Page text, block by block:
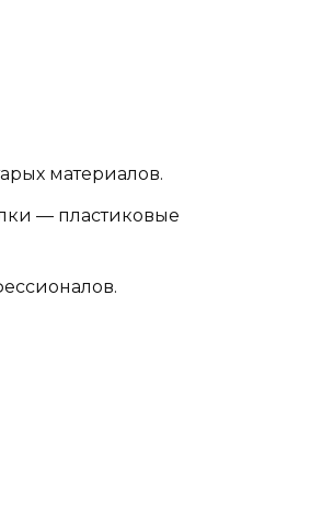
материалов.
— пластиковые